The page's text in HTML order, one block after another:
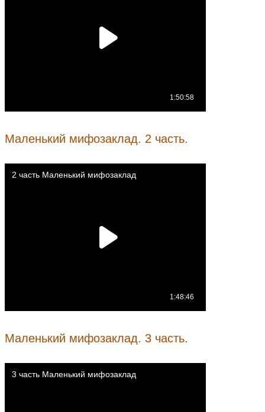
Маленький мифозаклад. 2 часть.
Маленький мифозаклад. 3 часть.